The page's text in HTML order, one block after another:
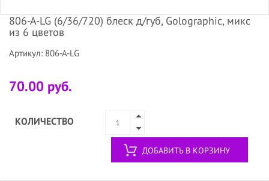
806-А-LG (6/36/720) блеск д/губ, Golographic, микс
из 6 цветов
Артикул: 806-А-LG
70.00 руб.
КОЛИЧЕСТВО
ДОБАВИТЬ В КОРЗИНУ